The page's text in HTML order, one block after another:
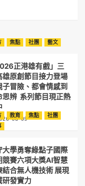
焦點 社團 藝文
正港雄有戲」三
雄原創節目接力登場
子冒險、都會情感到
思辨 系列節目現正熱
08-09
教育 焦點
社團
大學勇奪綠點子國際
競賽六項大獎AI智慧
結合無人機技術 展現
研發實力